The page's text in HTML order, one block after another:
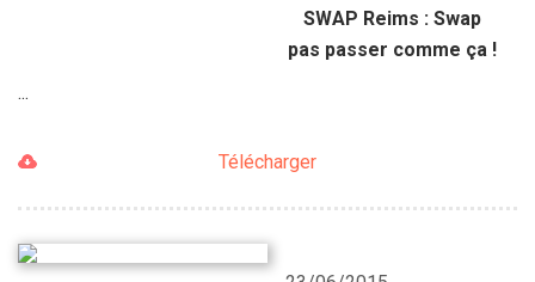
SWAP Reims : Swap
pas passer comme ça !
...
Télécharger